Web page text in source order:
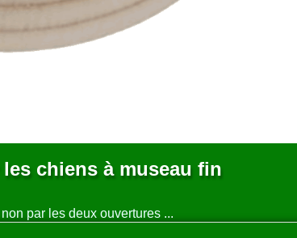
chiens à museau fin
par les deux ouvertures ...